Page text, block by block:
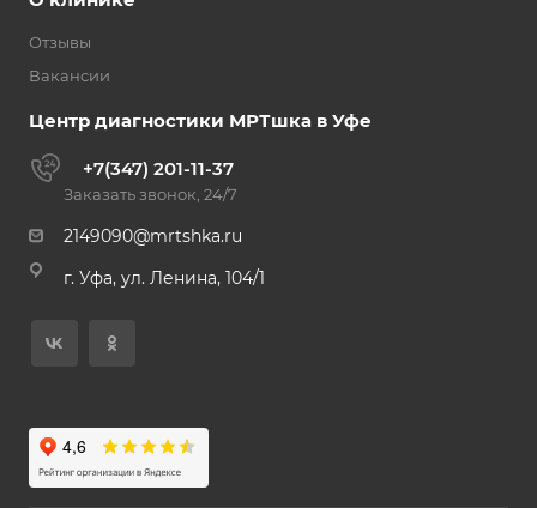
Отзывы
Вакансии
Центр диагностики МРТшка в Уфе
+7(347) 201-11-37
Заказать звонок, 24/7
2149090@mrtshka.ru
г. Уфа, ул. Ленина, 104/1